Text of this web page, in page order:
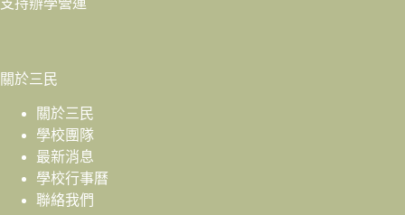
關於三民
關於三民
學校團隊
最新消息
學校行事曆
聯絡我們